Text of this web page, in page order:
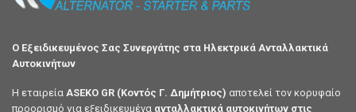
Ο Εξειδικευμένος Σας Συνεργάτης στα Ηλεκτρικά Ανταλλακτικά
Αυτοκινήτων
Η εταιρεία ASEKO GR (Κοντός Γ. Δημήτριος) αποτελεί τον κορυφαίο
προορισμό για εξειδικευμένα ανταλλακτικά αυτοκινήτων στις